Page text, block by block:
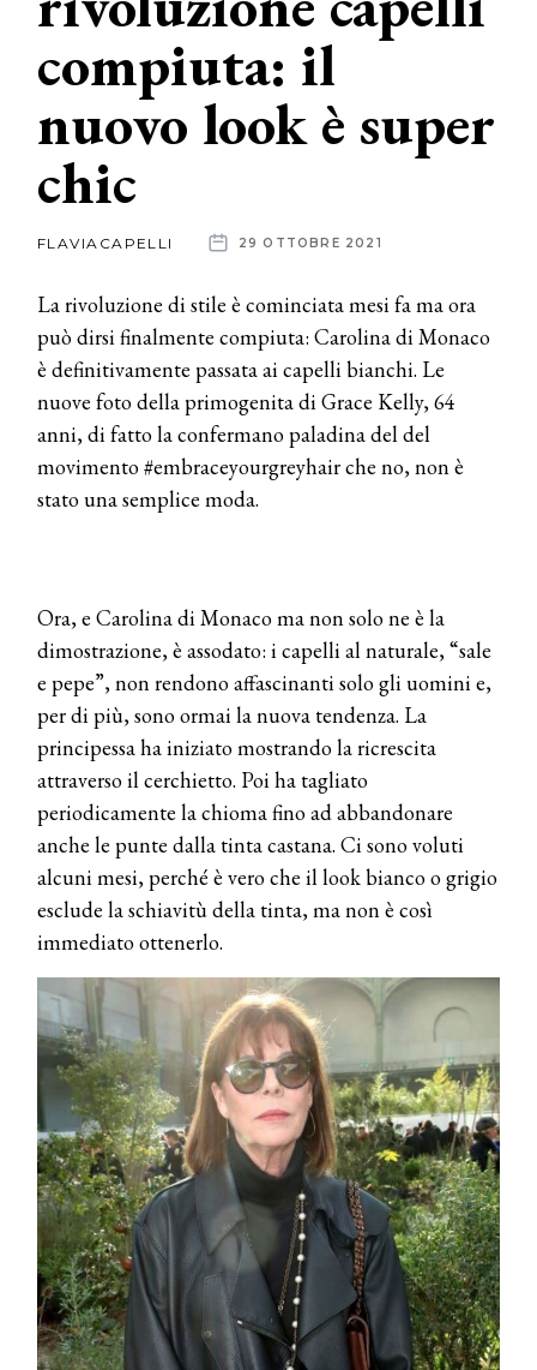
News
aziende
compiuta: il
nuovo look è super
chic
FLAVIACAPELLI 29 OTTOBRE 2021
La rivoluzione di stile è cominciata mesi fa ma ora
può dirsi finalmente compiuta: Carolina di Monaco
è definitivamente passata ai capelli bianchi. Le
nuove foto della primogenita di Grace Kelly, 64
anni, di fatto la confermano paladina del del
movimento #embraceyourgreyhair che no, non è
stato una semplice moda.
Ora, e Carolina di Monaco ma non solo ne è la
dimostrazione, è assodato: i capelli al naturale, “sale
e pepe”, non rendono affascinanti solo gli uomini e,
per di più, sono ormai la nuova tendenza. La
principessa ha iniziato mostrando la ricrescita
attraverso il cerchietto. Poi ha tagliato
periodicamente la chioma fino ad abbandonare
anche le punte dalla tinta castana. Ci sono voluti
alcuni mesi, perché è vero che il look bianco o grigio
esclude la schiavitù della tinta, ma non è così
immediato ottenerlo.